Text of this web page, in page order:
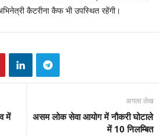
कैटरीना कैफ भी उपस्थित रहेंगी।
में
अगला लेख
असम लोक सेवा आयोग में नौकरी घोटाले
में 10 निलम्बित